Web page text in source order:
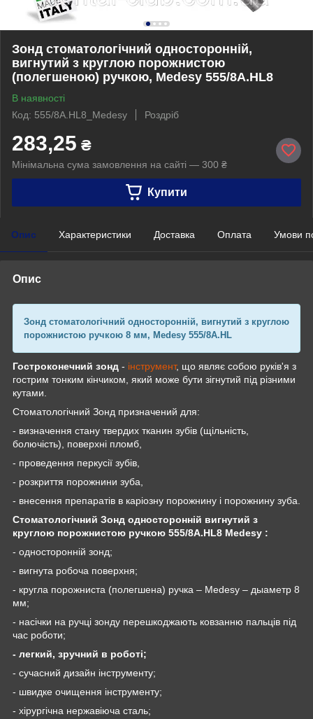
Зонд стоматологічний односторонній,
вигнутий з круглою порожнистою
(полегшеною) ручкою, Medesy 555/8A.HL8
В наявності
Код: 555/8A.HL8_Medesy
Роздріб
283,25 ₴
Мінімальна сума замовлення на сайті — 300 ₴
Купити
Опис Характеристики Доставка Оплата Умови
Опис
Зонд стоматологічний односторонній, вигнутий з круглою
порожнистою ручкою 8 мм, Medesy 555/8A.HL
Гостроконечний зонд - інструмент, що являє собою руків'я з
гострим тонким кінчиком, який може бути зігнутий під різними
кутами.
Стоматологічний Зонд призначений для:
- визначення стану твердих тканин зубів (щільність,
болючість), поверхні пломб,
- проведення перкусії зубів,
- розкриття порожнини зуба,
- внесення препаратів в каріозну порожнину і порожнину зуба.
Стоматологічний Зонд односторонній вигнутий з
круглою порожнистою ручкою 555/8A.HL8 Medesy :
- односторонній зонд;
- вигнута робоча поверхня;
- кругла порожниста (полегшена) ручка – Medesy – дыаметр 8
мм;
- насічки на ручці зонду перешкоджають ковзанню пальців під
час роботи;
- легкий, зручний в роботі;
- сучасний дизайн інструменту;
- швидке очищення інструменту;
- хірургічна нержавіюча сталь;